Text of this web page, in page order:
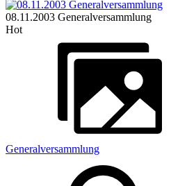
08.11.2003 Generalversammlung
Hot
Generalversammlung